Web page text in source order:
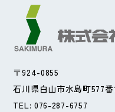
〒924-0855
石川県白山市水島町577番
TEL: 076-287-6757